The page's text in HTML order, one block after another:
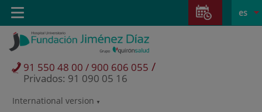
Saltar al contenido
Saltar
contenido
Selector
activo
es
International version
91 550 48 00 / 900 606 055 /
Privados: 91 090 05 16
Toggle
navigation